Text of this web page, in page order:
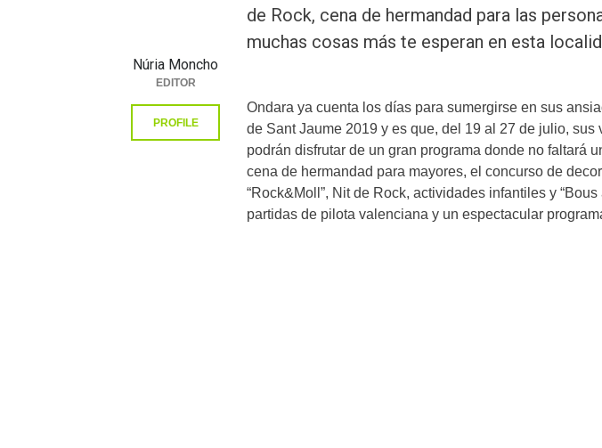
de Rock, cena de hermandad para las
muchas cosas más te esperan en esta
Ondara ya cuenta los días para sumergirse en sus
de Sant Jaume 2019 y es que, del 19 al 27 de julio, sus
podrán disfrutar de un gran programa donde no faltará
cena de hermandad para mayores, el concurso de
“Rock&Moll”, Nit de Rock, actividades infantiles y “Bous
partidas de pilota valenciana y un espectacular
Núria Moncho
EDITOR
PROFILE